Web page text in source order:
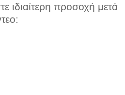
ιδιαίτερη προσοχή μετά